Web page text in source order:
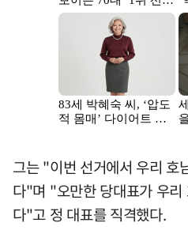
그는 "이번 선거에서 우리 호
다"며 "오만한 당대표가 우
다"고 정 대표를 직격했다.